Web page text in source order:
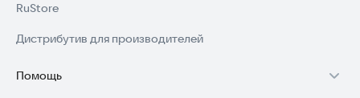
RuStore
Дистрибутив для производителей
Помощь